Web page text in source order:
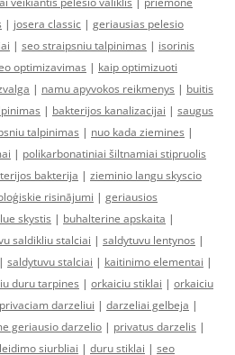
| josera classic | geriausias pelesio
| seo straipsniu talpinimas | isorinis
optimizavimas | kaip optimizuoti
| namu apyvokos reikmenys | buitis
| bakterijos kanalizacijai | saugus
talpinimas | nuo kada ziemines |
| polikarbonatiniai šiltnamiai stipruolis
bakterija | zieminio langu skyscio
risinājumi | geriausios
skystis | buhalterine apskaita |
saldikliu stalciai | saldytuvu lentynos |
| saldytuvu stalciai | kaitinimo elementai |
duru tarpines | orkaiciu stiklai | orkaiciu
darzeliui | darzeliai gelbeja |
geriausio darzelio | privatus darzelis |
siurbliai | duru stiklai | seo